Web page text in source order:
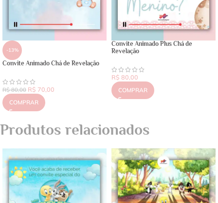
-13%
Convite Animado Chá de Revelação
R$80,00 R$ 70,00
COMPRAR
Convite Animado Plus Chá de
Revelação
R$ 80,00
COMPRAR
Produtos relacionados